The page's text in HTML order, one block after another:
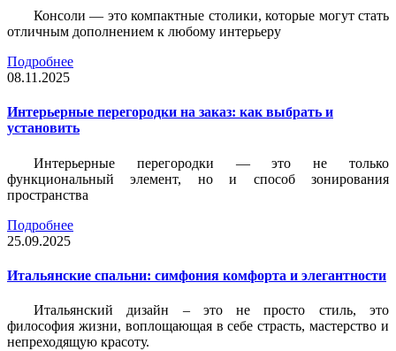
Консоли — это компактные столики, которые могут стать
отличным дополнением к любому интерьеру
Подробнее
08.11.2025
Интерьерные перегородки на заказ: как выбрать и
установить
Интерьерные перегородки — это не только
функциональный элемент, но и способ зонирования
пространства
Подробнее
25.09.2025
Итальянские спальни: симфония комфорта и элегантности
Итальянский дизайн – это не просто стиль, это
философия жизни, воплощающая в себе страсть, мастерство и
непреходящую красоту.